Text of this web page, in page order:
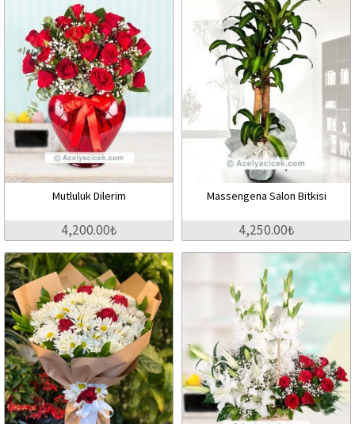
Mutluluk Dilerim
4,200.00₺
Massengena Salon Bitkisi
4,250.00₺